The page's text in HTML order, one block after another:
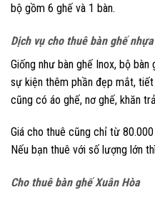
bộ gồm 6 ghế và 1 bàn.
Dịch vụ cho thuê bàn ghế nhựa
Giống như bàn ghế Inox, bộ
sự kiện thêm phần đẹp mắt,
cũng có áo ghế, nơ ghế, khăn
Giá cho thuê cũng chỉ từ
Nếu bạn thuê với số lượng lớn
Cho thuê bàn ghế Xuân Hòa